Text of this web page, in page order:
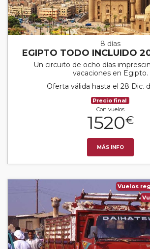
8 días
EGIPTO TODO INCLUIDO
Un circuito de ocho días
vacaciones en Egipto.
Oferta válida hasta el 28 Dic.
Precio final
Con vuelos
1520€
MÁS INFO
Vuelos